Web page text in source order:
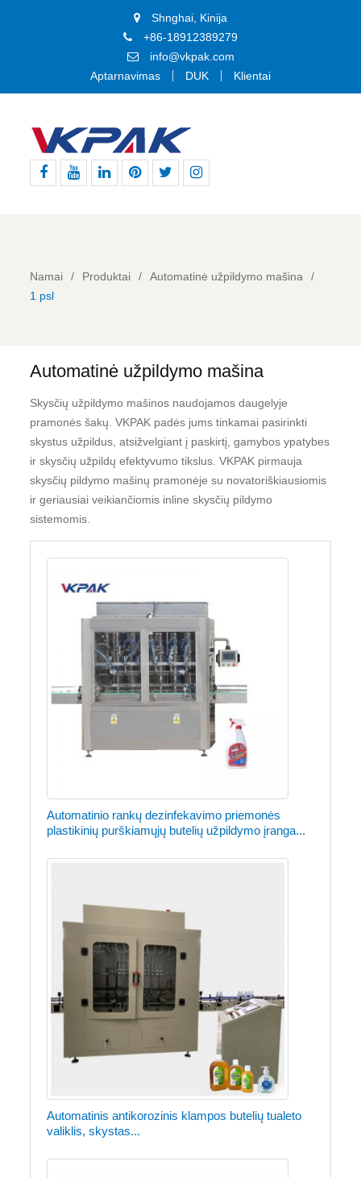
Shnghai, Kinija
+86-18912389279
info@vkpak.com
Aptarnavimas
DUK Klientai
Namai Produktai
Automatinė užpildymo mašina
1 psl
Automatinė užpildymo mašina
Skysčių užpildymo mašinos naudojamos daugelyje
pramonės šakų. VKPAK padės jums tinkamai pasirinkti
skystus užpildus, atsižvelgiant į paskirtį, gamybos ypatybes
ir skysčių užpildų efektyvumo tikslus. VKPAK pirmauja
skysčių pildymo mašinų pramonėje su novatoriškiausiomis
ir geriausiai veikiančiomis inline skysčių pildymo
sistemomis.
Automatinio rankų dezinfekavimo priemonės
plastikinių purškiamųjų butelių užpildymo įranga...
Automatinis antikorozinis klampos butelių tualeto
valiklis, skystas...